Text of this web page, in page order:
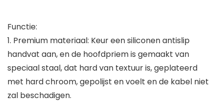
Functie:
1. Premium materiaal: Keur een siliconen antislip
handvat aan, en de hoofdpriem is gemaakt van
speciaal staal, dat hard van textuur is, geplateerd
met hard chroom, gepolijst en voelt en de kabel niet
zal beschadigen.